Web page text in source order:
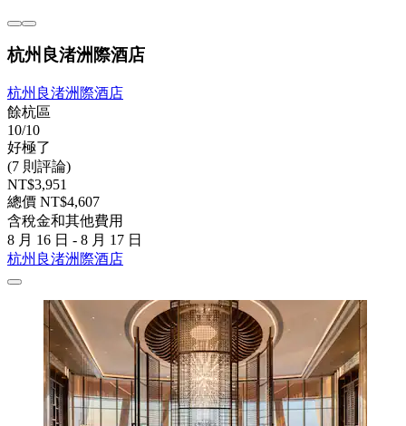
杭州良渚洲際酒店
杭州良渚洲際酒店
餘杭區
10/10
好極了
(7 則評論)
NT$3,951
總價 NT$4,607
含稅金和其他費用
8 月 16 日 - 8 月 17 日
杭州良渚洲際酒店